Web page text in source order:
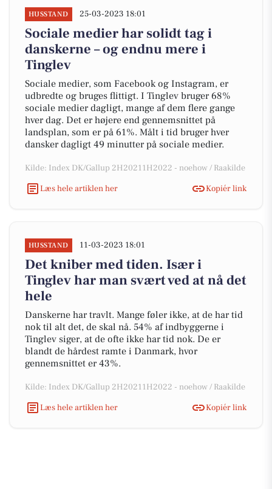
HUSSTAND 25-03-2023 18:01
Sociale medier har solidt tag i
danskerne – og endnu mere i
Tinglev
Sociale medier, som Facebook og Instagram, er
udbredte og bruges flittigt. I Tinglev bruger 68%
sociale medier dagligt, mange af dem flere gange
hver dag. Det er højere end gennemsnittet på
landsplan, som er på 61%. Målt i tid bruger hver
dansker dagligt 49 minutter på sociale medier.
Kilde: Index DK/Gallup 2H20211H2022 - noehow / Raakilde
Læs hele artiklen her
Kopiér link
HUSSTAND 11-03-2023 18:01
Det kniber med tiden. Især i
Tinglev har man svært ved at nå det
hele
Danskerne har travlt. Mange føler ikke, at de har tid
nok til alt det, de skal nå. 54% af indbyggerne i
Tinglev siger, at de ofte ikke har tid nok. De er
blandt de hårdest ramte i Danmark, hvor
gennemsnittet er 43%.
Kilde: Index DK/Gallup 2H20211H2022 - noehow / Raakilde
Læs hele artiklen her
Kopiér link